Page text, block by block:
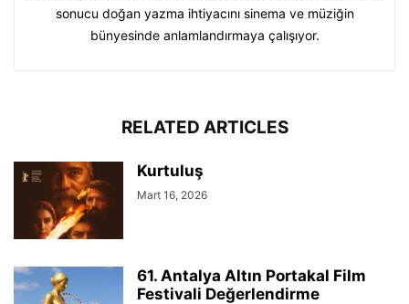
sonucu doğan yazma ihtiyacını sinema ve müziğin
bünyesinde anlamlandırmaya çalışıyor.
RELATED ARTICLES
Kurtuluş
Mart 16, 2026
61. Antalya Altın Portakal Film
Festivali Değerlendirme